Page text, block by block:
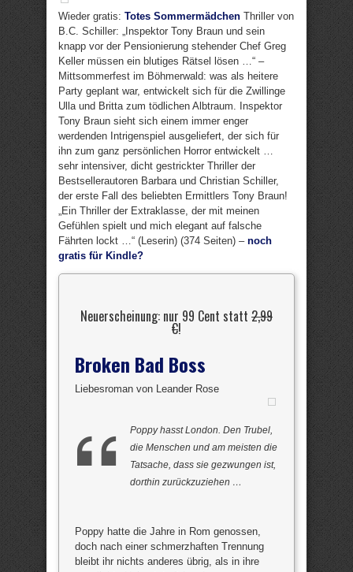
Wieder gratis: Totes Sommermädchen Thriller von
B.C. Schiller: „Inspektor Tony Braun und sein
knapp vor der Pensionierung stehender Chef Greg
Keller müssen ein blutiges Rätsel lösen …“ –
Mittsommerfest im Böhmerwald: was als heitere
Party geplant war, entwickelt sich für die Zwillinge
Ulla und Britta zum tödlichen Albtraum. Inspektor
Tony Braun sieht sich einem immer enger
werdenden Intrigenspiel ausgeliefert, der sich für
ihn zum ganz persönlichen Horror entwickelt …
sehr intensiver, dicht gestrickter Thriller der
Bestsellerautoren Barbara und Christian Schiller,
der erste Fall des beliebten Ermittlers Tony Braun!
„Ein Thriller der Extraklasse, der mit meinen
Gefühlen spielt und mich elegant auf falsche
Fährten lockt …“ (Leserin) (374 Seiten) – noch
gratis für Kindle?
Neuerscheinung: nur 99 Cent statt 2,99
€!
Broken Bad Boss
Liebesroman von Leander Rose
Poppy hasst London. Den Trubel,
die Menschen und am meisten die
Tatsache, dass sie gezwungen ist,
dorthin zurückzuziehen …
Poppy hatte die Jahre in Rom genossen,
doch nach einer schmerzhaften Trennung
bleibt ihr nichts anderes übrig, als in ihre